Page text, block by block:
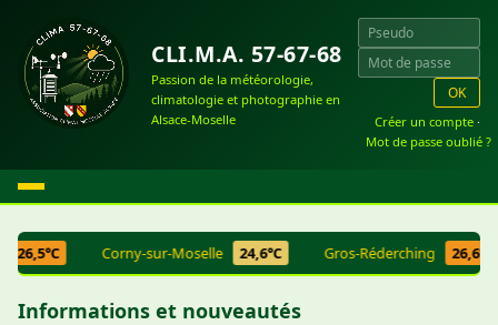
CLI.M.A. 57-67-68
Passion de la météorologie,
climatologie et photographie en
Alsace-Moselle
OK
Créer un compte ·
Mot de passe oublié ?
26,5°C Corny-sur-Moselle 24,6°C Gros-Réderching 26,6°C
Informations et nouveautés